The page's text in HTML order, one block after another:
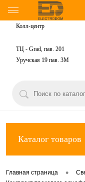
Колл-центр
ТЦ - Grad, пав. 201
Уручская 19 пав. 3М
Каталог товаров
Главная страница •